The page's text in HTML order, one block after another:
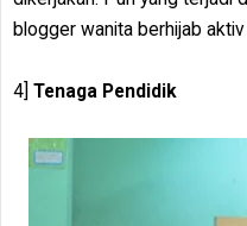
blogger wanita berhijab
4] Tenaga Pendidik